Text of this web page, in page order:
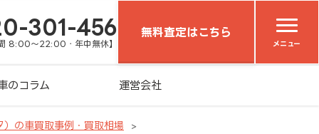
301-456
8:00～22:00・年中無休】
無料査定はこちら
メニュー
のコラム 運営会社
）の車買取事例・買取相場